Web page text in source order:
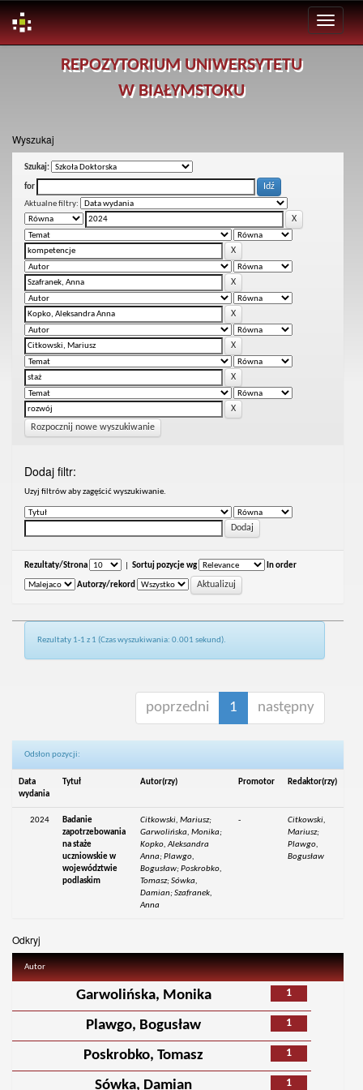
REPOZYTORIUM UNIWERSYTETU
W BIAŁYMSTOKU
Wyszukaj
Szukaj:
for
Aktualne filtry:
Rozpocznij nowe wyszukiwanie
Dodaj filtr:
Uzyj filtrów aby zagęścić wyszukiwanie.
Rezultaty/Strona Sortuj pozycje wg In order
Autorzy/rekord
Rezultaty 1-1 z 1 (Czas wyszukiwania: 0.001 sekund).
poprzedni 1 następny
Odsłon pozycji:
Data
wydania
Tytuł Autor(rzy) Promotor Redaktor(rzy)
2024
Badanie
zapotrzebowania
na staże
uczniowskie w
województwie
podlaskim
Citkowski, Mariusz;
Garwolińska, Monika;
Kopko, Aleksandra
Anna; Plawgo,
Bogusław; Poskrobko,
Tomasz; Sówka,
Damian; Szafranek,
Anna
-
Citkowski,
Mariusz;
Plawgo,
Bogusław
Odkryj
Autor
1
Garwolińska, Monika
1
Plawgo, Bogusław
1
Poskrobko, Tomasz
1
Sówka, Damian